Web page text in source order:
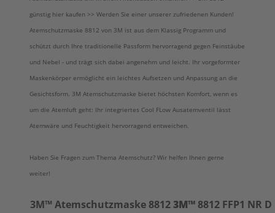
günstig hier kaufen >> Werden Sie einer unserer zufriedenen Kunden!
Atemschutzmaske 8812 von 3M ist aus dem Klassig Programm und
schützt durch Ihre traditionelle Passform hervorragend gegen Feinstäube
und Nebel - und trägt sich dabei angenehm und leicht. Ihr vorgeformter
Maskenkörper ermöglicht ein leichtes Aufsetzen und Anpassung an die
Gesichtsform. 3M Atemschutzmaske bietet höchsten Komfort, wenn es
um die Atemluft geht: Ihr integriertes Cool FLow Ausatemventil lässt
Atemwäre und Feuchtigkeit hervorragend entweichen.
Haben Sie Fragen zum Thema Atemschutz? Wir helfen Ihnen gerne
weiter!
3M™ Atemschutzmaske 88123M™8812 FFP1 NR D